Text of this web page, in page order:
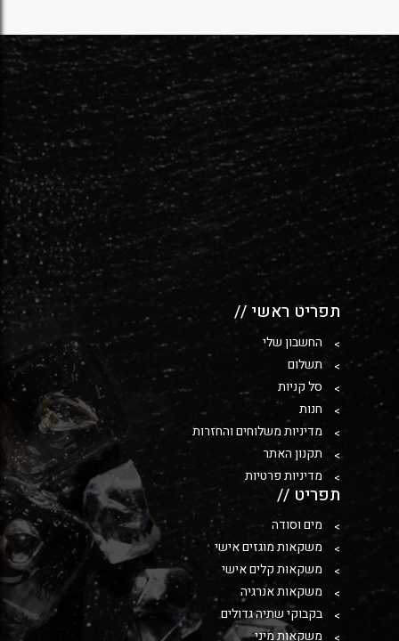
תפריט ראשי //
החשבון שלי
תשלום
סל קניות
חנות
מדיניות משלוחים והחזרות
תקנון האתר
מדיניות פרטיות
תפריט //
מים וסודה
משקאות מוגזים אישי
משקאות קלים אישי
משקאות אנרגיה
בקבוקי שתיה גדולים
משקאות מיני